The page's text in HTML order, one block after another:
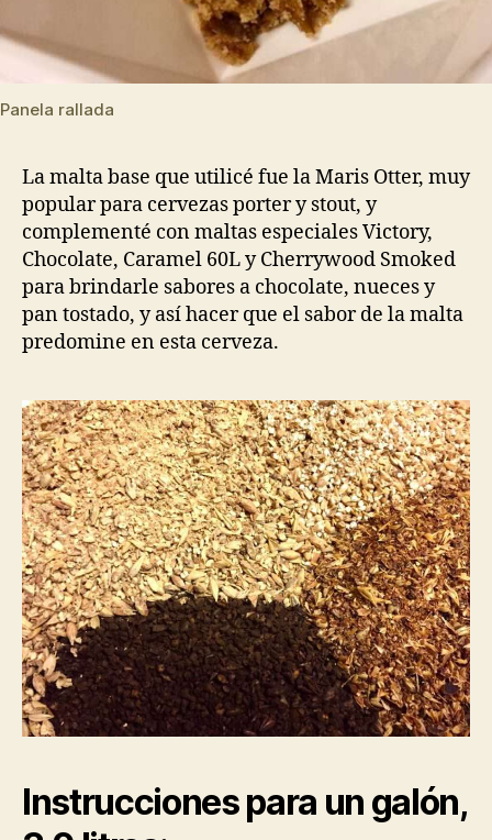
Panela rallada
La malta base que utilicé fue la Maris Otter, muy
popular para cervezas porter y stout, y
complementé con maltas especiales Victory,
Chocolate, Caramel 60L y Cherrywood Smoked
para brindarle sabores a chocolate, nueces y
pan tostado, y así hacer que el sabor de la malta
predomine en esta cerveza.
Instrucciones para un galón,